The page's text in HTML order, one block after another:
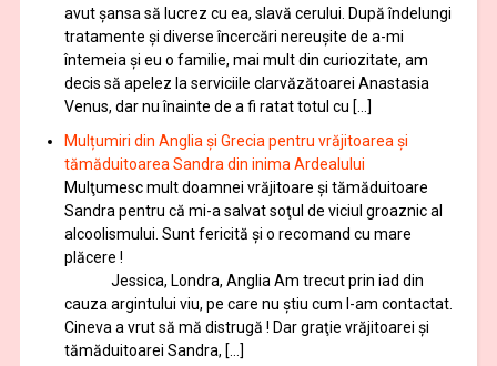
avut șansa să lucrez cu ea, slavă cerului. După îndelungi
tratamente şi diverse încercări nereușite de a-mi
întemeia şi eu o familie, mai mult din curiozitate, am
decis să apelez la serviciile clarvăzătoarei Anastasia
Venus, dar nu înainte de a fi ratat totul cu […]
Mulțumiri din Anglia și Grecia pentru vrăjitoarea și
tămăduitoarea Sandra din inima Ardealului
Mulţumesc mult doamnei vrăjitoare și tămăduitoare
Sandra pentru că mi-a salvat soţul de viciul groaznic al
alcoolismului. Sunt fericită și o recomand cu mare
plăcere !
Jessica, Londra, Anglia Am trecut prin iad din
cauza argintului viu, pe care nu știu cum l-am contactat.
Cineva a vrut să mă distrugă ! Dar graţie vrăjitoarei și
tămăduitoarei Sandra, […]